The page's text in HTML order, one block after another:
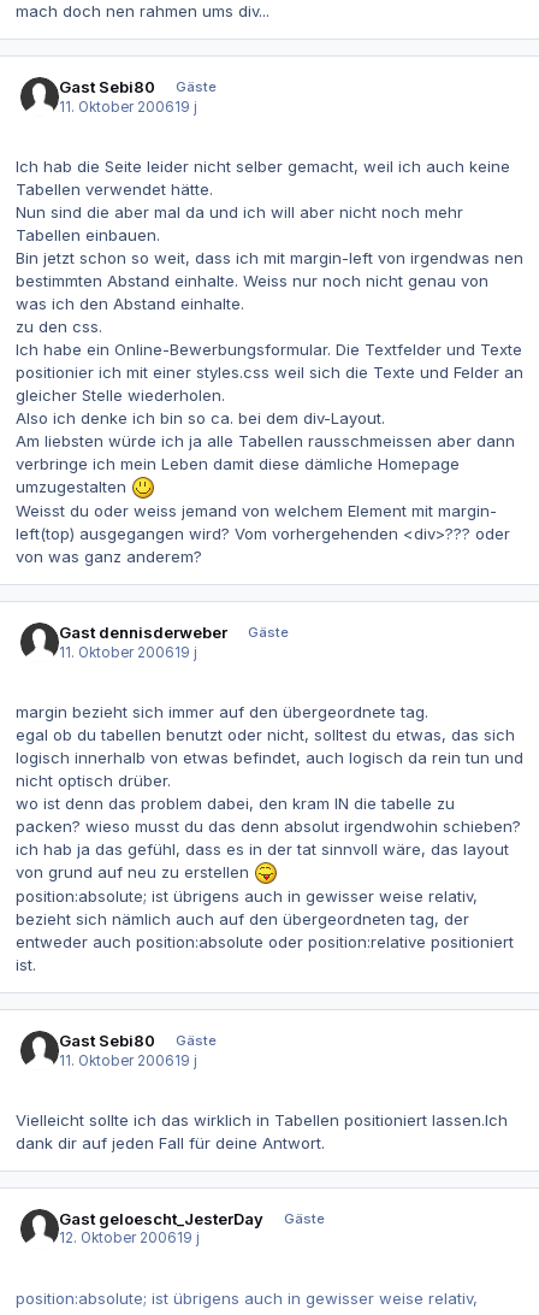
mach doch nen rahmen ums div...
Gast Sebi80
Gäste
11. Oktober 200619 j
Ich hab die Seite leider nicht selber gemacht, weil ich auch keine
Tabellen verwendet hätte.
Nun sind die aber mal da und ich will aber nicht noch mehr
Tabellen einbauen.
Bin jetzt schon so weit, dass ich mit margin-left von irgendwas nen
bestimmten Abstand einhalte. Weiss nur noch nicht genau von
was ich den Abstand einhalte.
zu den css.
Ich habe ein Online-Bewerbungsformular. Die Textfelder und Texte
positionier ich mit einer styles.css weil sich die Texte und Felder an
gleicher Stelle wiederholen.
Also ich denke ich bin so ca. bei dem div-Layout.
Am liebsten würde ich ja alle Tabellen rausschmeissen aber dann
verbringe ich mein Leben damit diese dämliche Homepage
umzugestalten
Weisst du oder weiss jemand von welchem Element mit margin-
left(top) ausgegangen wird? Vom vorhergehenden <div>??? oder
von was ganz anderem?
Gast dennisderweber
Gäste
11. Oktober 200619 j
margin bezieht sich immer auf den übergeordnete tag.
egal ob du tabellen benutzt oder nicht, solltest du etwas, das sich
logisch innerhalb von etwas befindet, auch logisch da rein tun und
nicht optisch drüber.
wo ist denn das problem dabei, den kram IN die tabelle zu
packen? wieso musst du das denn absolut irgendwohin schieben?
ich hab ja das gefühl, dass es in der tat sinnvoll wäre, das layout
von grund auf neu zu erstellen
position:absolute; ist übrigens auch in gewisser weise relativ,
bezieht sich nämlich auch auf den übergeordneten tag, der
entweder auch position:absolute oder position:relative positioniert
ist.
Gast Sebi80
Gäste
11. Oktober 200619 j
Vielleicht sollte ich das wirklich in Tabellen positioniert lassen.Ich
dank dir auf jeden Fall für deine Antwort.
Gast geloescht_JesterDay
Gäste
12. Oktober 200619 j
position:absolute; ist übrigens auch in gewisser weise relativ,